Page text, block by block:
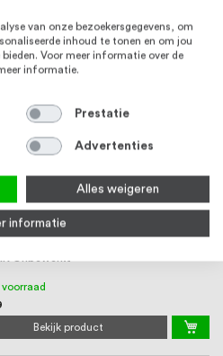
voorraad
Bekijk product
Glasklem MOD 2100 Vlak ZAMAK
glad RAL 9005
voorraad
Bekijk product
Bekijk product
van onze bezoekersgegevens, om
inhoud te tonen en om jou
Voor meer informatie over de
informatie.
Prestatie
Advertenties
Alles weigeren
informatie